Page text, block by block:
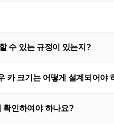
수 있는 규정이 있는지?
카 크기는 어떻게 설계되어야
확인하여야 하나요?